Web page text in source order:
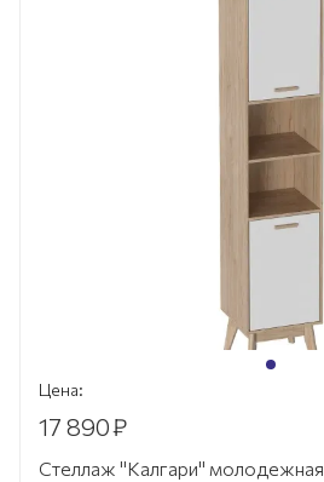
Цена:
17 890₽
Стеллаж "Калгари" молодежная